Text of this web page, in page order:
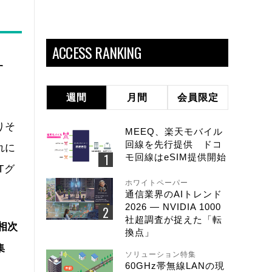
そ
に
グ
次
ACCESS RANKING
週間 月間 会員限定
MEEQ、楽天モバイル
回線を先行提供 ドコ
モ回線はeSIM提供開始
ホワイトペーパー
通信業界のAIトレンド
2026 ― NVIDIA 1000
社超調査が捉えた「転
換点」
ソリューション特集
60GHz帯無線LANの現